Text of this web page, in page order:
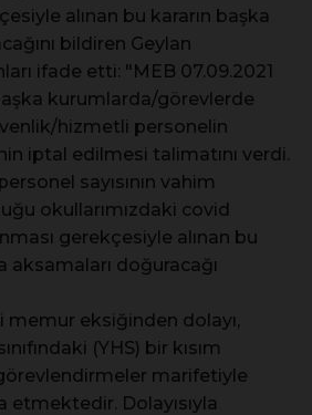
alınan bu kararın başka
bildiren Geylan
ifade etti: "MEB 07.09.2021
kurumlarda/görevlerde
hizmetli personelin
iptal edilmesi talimatını verdi.
sayısının vahim
okullarımızdaki covid
gerekçesiyle alınan bu
aksamaları doğuracağı
memur eksiğinden dolayı,
(YHS) bir kısım
marifetiyle
Dolayısıyla